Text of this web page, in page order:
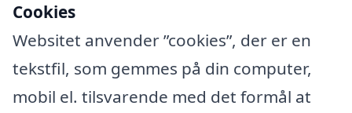
Cookies
Websitet anvender ”cookies”, der er en
tekstfil, som gemmes på din computer,
mobil el. tilsvarende med det formål at